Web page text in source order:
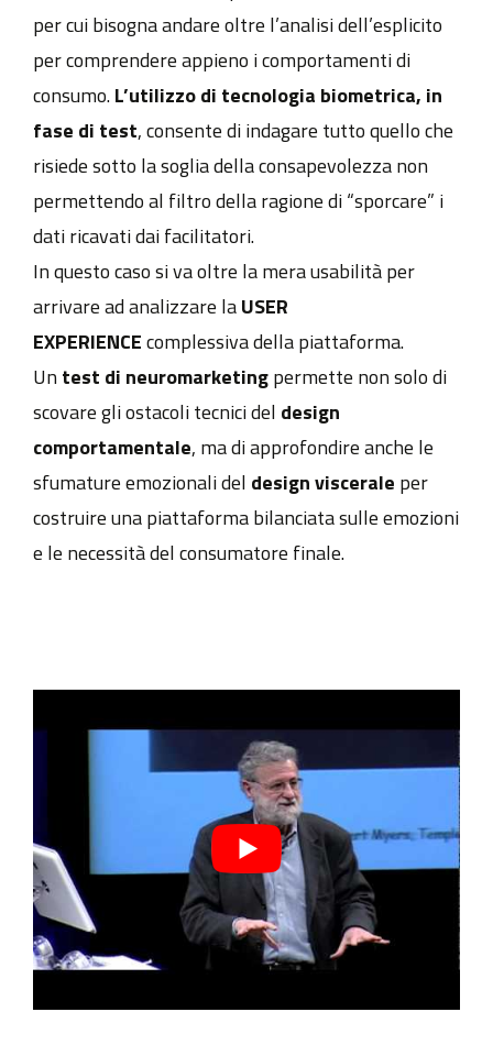
per cui bisogna andare oltre l’analisi dell’esplicito
per comprendere appieno i comportamenti di
consumo.L’utilizzo di tecnologia biometrica, in
fase di test, consente di indagare tutto quello che
risiede sotto la soglia della consapevolezza non
permettendo al filtro della ragione di “sporcare” i
dati ricavati dai facilitatori.
In questo caso si va oltre la mera usabilità per
arrivare ad analizzare laUSER
EXPERIENCEcomplessiva della piattaforma.
Un test di neuromarketingpermette non solo di
scovare gli ostacoli tecnici del design
comportamentale, ma di approfondire anche le
sfumature emozionali del design viscerale per
costruire una piattaforma bilanciata sulle emozioni
e le necessità del consumatore finale.